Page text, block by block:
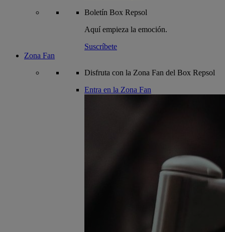
Boletín Box Repsol
Aquí empieza la emoción.
Suscríbete
Zona Fan
Disfruta con la Zona Fan del Box Repsol
Entra en la Zona Fan